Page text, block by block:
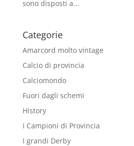
sono disposti a...
Categorie
Amarcord molto vintage
Calcio di provincia
Calciomondo
Fuori dagli schemi
History
I Campioni di Provincia
I grandi Derby